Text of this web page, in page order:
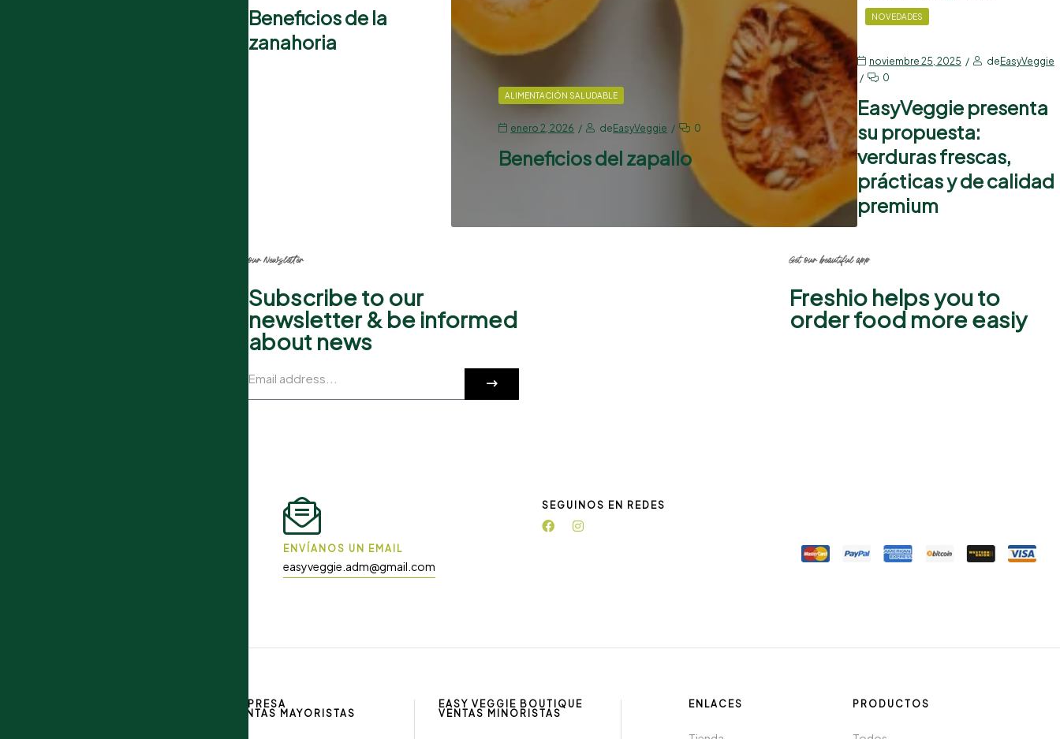
Beneficios de la
zanahoria
ALIMENTACIÓN SALUDABLE
enero 2, 2026 de EasyVeggie 0
Beneficios del zapallo
NOVEDADES
noviembre 25, 2025 de EasyVeggie
0
EasyVeggie presenta
su propuesta:
verduras frescas,
prácticas y de calidad
premium
our Newsletter
Subscribe to our
newsletter & be informed
about news
Get our beautiful app
Freshio helps you to
order food more easiy
ENVÍANOS UN EMAIL
easyveggie.adm@gmail.com
SEGUINOS EN REDES
EMPRESA
VENTAS MAYORISTAS
EASY VEGGIE BOUTIQUE
VENTAS MINORISTAS
ENLACES PRODUCTOS